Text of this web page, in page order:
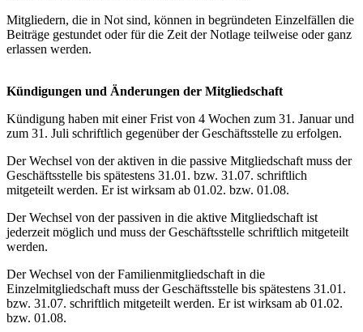
Mitgliedern, die in Not sind, können in begründeten Einzelfällen die
Beiträge gestundet oder für die Zeit der Notlage teilweise oder ganz
erlassen werden.
Kündigungen und Änderungen der Mitgliedschaft
Kündigung haben mit einer Frist von 4 Wochen zum 31. Januar und
zum 31. Juli schriftlich gegenüber der Geschäftsstelle zu erfolgen.
Der Wechsel von der aktiven in die passive Mitgliedschaft muss der
Geschäftsstelle bis spätestens 31.01. bzw. 31.07. schriftlich
mitgeteilt werden. Er ist wirksam ab 01.02. bzw. 01.08.
Der Wechsel von der passiven in die aktive Mitgliedschaft ist
jederzeit möglich und muss der Geschäftsstelle schriftlich mitgeteilt
werden.
Der Wechsel von der Familienmitgliedschaft in die
Einzelmitgliedschaft muss der Geschäftsstelle bis spätestens 31.01.
bzw. 31.07. schriftlich mitgeteilt werden. Er ist wirksam ab 01.02.
bzw. 01.08.